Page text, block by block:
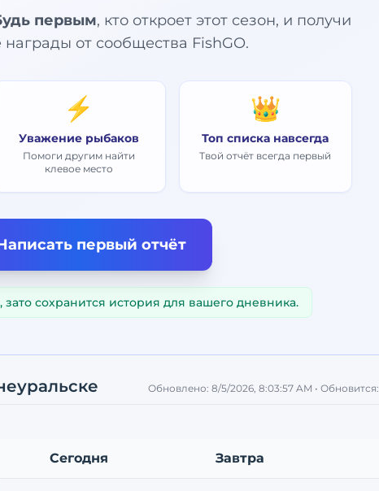
первым, кто откроет этот сезон, и получи
от сообщества FishGO.
⚡
Уважение рыбаков
Помоги другим найти
клевое место
👑
Топ списка навсегда
Твой отчёт всегда первый
первый отчёт
сохранится история для вашего дневника.
Обновлено: 8/5/2026, 8:03:57 AM • Обновится:
Сегодня Завтра